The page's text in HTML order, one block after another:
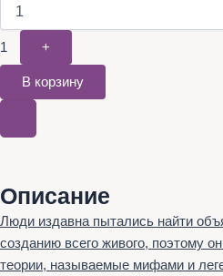
1 +
В корзину
Описание
Люди издавна пытались найти
созданию всего живого, поэтому
теории, называемые мифами и